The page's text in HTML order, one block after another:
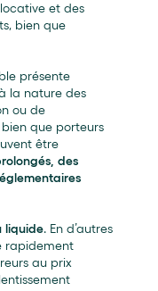
et des
bien que
présente
la nature des
ou de
que porteurs
être
des
liquide. En d’autres
rapidement
au prix